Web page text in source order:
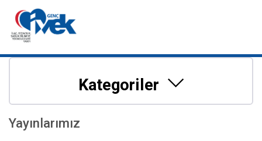
Kategoriler
Yayınlarımız